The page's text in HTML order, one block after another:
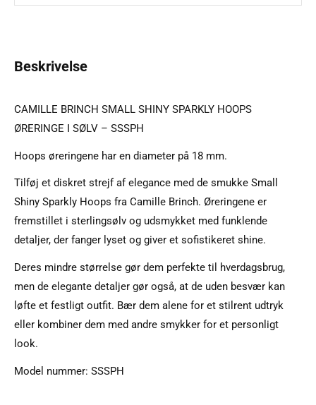
Beskrivelse
CAMILLE BRINCH SMALL SHINY SPARKLY HOOPS
ØRERINGE I SØLV – SSSPH
Hoops øreringene har en diameter på 18 mm.
Tilføj et diskret strejf af elegance med de smukke Small
Shiny Sparkly Hoops fra Camille Brinch. Øreringene er
fremstillet i sterlingsølv og udsmykket med funklende
detaljer, der fanger lyset og giver et sofistikeret shine.
Deres mindre størrelse gør dem perfekte til hverdagsbrug,
men de elegante detaljer gør også, at de uden besvær kan
løfte et festligt outfit. Bær dem alene for et stilrent udtryk
eller kombiner dem med andre smykker for et personligt
look.
Model nummer: SSSPH